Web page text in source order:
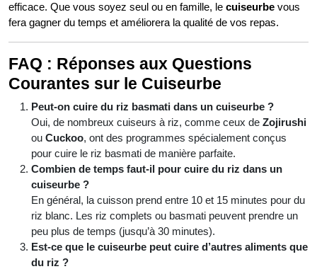
efficace. Que vous soyez seul ou en famille, le cuiseurbe vous
fera gagner du temps et améliorera la qualité de vos repas.
FAQ : Réponses aux Questions
Courantes sur le Cuiseurbe
Peut-on cuire du riz basmati dans un cuiseurbe ?
Oui, de nombreux cuiseurs à riz, comme ceux de Zojirushi
ou Cuckoo, ont des programmes spécialement conçus
pour cuire le riz basmati de manière parfaite.
Combien de temps faut-il pour cuire du riz dans un
cuiseurbe ?
En général, la cuisson prend entre 10 et 15 minutes pour du
riz blanc. Les riz complets ou basmati peuvent prendre un
peu plus de temps (jusqu’à 30 minutes).
Est-ce que le cuiseurbe peut cuire d’autres aliments que
du riz ?